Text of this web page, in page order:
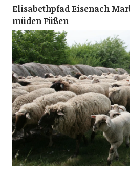
Elisabethpfad Eisenach
müden Füßen